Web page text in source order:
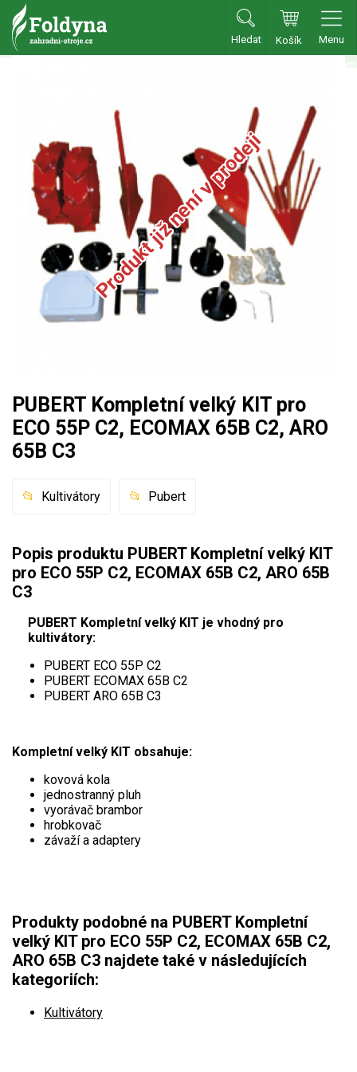
Hledat Košík Menu
Aku traktory
Příslušenství
Sekačky
Benzínové sekačky
Akumulátorové sekačky
Robotické sekačky
Křovinořezy a vyžínače
Benzínové křovinořezy a vyžínače
Benzínové pily
Aku pily
Jednoruční pily
Vyvětvovací pily
AKU zahradní technika
Aku křovinořezy a vyžínače
Aku sekačky
Aku STIHL
Aku AL-KO
VARI
VARI malotraktory
VARI multifunkční nosiče
Produkt již není v prodeji
PUBERT Kompletní velký KIT pro
ECO 55P C2, ECOMAX 65B C2, ARO
65B C3
Kultivátory Pubert
Popis produktu PUBERT Kompletní velký KIT
pro ECO 55P C2, ECOMAX 65B C2, ARO 65B
C3
PUBERT Kompletní velký KIT je vhodný pro
kultivátory:
PUBERT ECO 55P C2
PUBERT ECOMAX 65B C2
PUBERT ARO 65B C3
Kompletní velký KIT obsahuje:
kovová kola
jednostranný pluh
vyorávač brambor
hrobkovač
závaží a adaptery
Produkty podobné na PUBERT Kompletní
velký KIT pro ECO 55P C2, ECOMAX 65B C2,
ARO 65B C3 najdete také v následujících
kategoriích:
Kultivátory